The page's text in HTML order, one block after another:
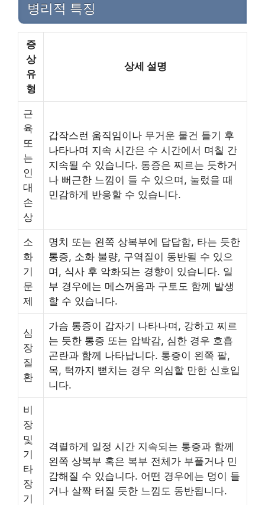
병리적 특징
증
상
유
형
상세 설명
근
육
또
는
인
대
손
상
갑작스런 움직임이나 무거운 물건 들기 후
나타나며 지속 시간은 수 시간에서 며칠 간
지속될 수 있습니다. 통증은 찌르는 듯하거
나 뻐근한 느낌이 들 수 있으며, 눌렀을 때
민감하게 반응할 수 있습니다.
소
화
기
문
제
명치 또는 왼쪽 상복부에 답답함, 타는 듯한
통증, 소화 불량, 구역질이 동반될 수 있으
며, 식사 후 악화되는 경향이 있습니다. 일
부 경우에는 메스꺼움과 구토도 함께 발생
할 수 있습니다.
심
장
질
환
가슴 통증이 갑자기 나타나며, 강하고 찌르
는 듯한 통증 또는 압박감, 심한 경우 호흡
곤란과 함께 나타납니다. 통증이 왼쪽 팔,
목, 턱까지 뻗치는 경우 의심할 만한 신호입
니다.
비
장
및
기
타
장
기
격렬하게 일정 시간 지속되는 통증과 함께
왼쪽 상복부 혹은 복부 전체가 부풀거나 민
감해질 수 있습니다. 어떤 경우에는 멍이 들
거나 살짝 터질 듯한 느낌도 동반됩니다.